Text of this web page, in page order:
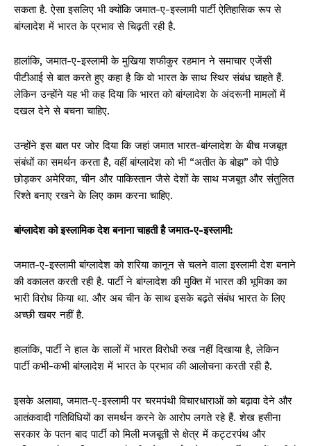
सकता है. ऐसा इसलिए भी क्योंकि जमात-ए-इस्लामी पार्टी ऐतिहासिक रूप से
बांग्लादेश में भारत के प्रभाव से चिढ़ती रही है.
हालांकि, जमात-ए-इस्लामी के मुखिया शफीकुर रहमान ने समाचार एजेंसी
पीटीआई से बात करते हुए कहा है कि वो भारत के साथ स्थिर संबंध चाहते हैं.
लेकिन उन्होंने यह भी कह दिया कि भारत को बांग्लादेश के अंदरूनी मामलों में
दखल देने से बचना चाहिए.
उन्होंने इस बात पर जोर दिया कि जहां जमात भारत-बांग्लादेश के बीच मजबूत
संबंधों का समर्थन करता है, वहीं बांग्लादेश को भी “अतीत के बोझ” को पीछे
छोड़कर अमेरिका, चीन और पाकिस्तान जैसे देशों के साथ मजबूत और संतुलित
रिश्ते बनाए रखने के लिए काम करना चाहिए.
बांग्लादेश को इस्लामिक देश बनाना चाहती है जमात-ए-इस्लामी:
जमात-ए-इस्लामी बांग्लादेश को शरिया कानून से चलने वाला इस्लामी देश बनाने
की वकालत करती रही है. पार्टी ने बांग्लादेश की मुक्ति में भारत की भूमिका का
भारी विरोध किया था. और अब चीन के साथ इसके बढ़ते संबंध भारत के लिए
अच्छी खबर नहीं है.
हालांकि, पार्टी ने हाल के सालों में भारत विरोधी रुख नहीं दिखाया है, लेकिन
पार्टी कभी-कभी बांग्लादेश में भारत के प्रभाव की आलोचना करती रही है.
इसके अलावा, जमात-ए-इस्लामी पर चरमपंथी विचारधाराओं को बढ़ावा देने और
आतंकवादी गतिविधियों का समर्थन करने के आरोप लगते रहे हैं. शेख हसीना
सरकार के पतन बाद पार्टी को मिली मजबूती से क्षेत्र में कट्टरपंथ और